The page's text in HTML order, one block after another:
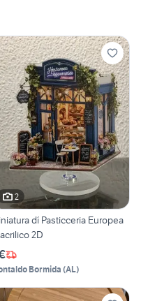
2
dí Pasticceria Europea
2D
Bormida (AL)